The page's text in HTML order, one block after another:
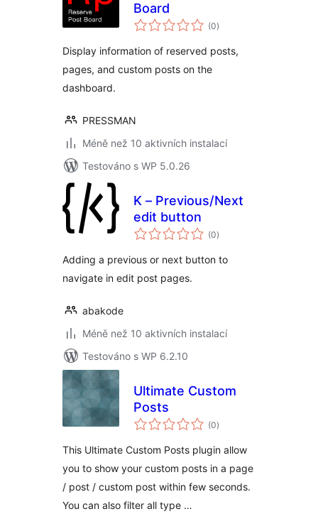
Board
(0celkové
hodnocení
)
Display information of reserved posts,
pages, and custom posts on the
dashboard.
PRESSMAN
Méně než 10 aktivních instalací
Testováno s WP 5.0.26
K – Previous/Next
edit button
(0celkové
hodnocení
)
Adding a previous or next button to
navigate in edit post pages.
abakode
Méně než 10 aktivních instalací
Testováno s WP 6.2.10
Ultimate Custom
Posts
(0celkové
hodnocení
)
This Ultimate Custom Posts plugin allow
you to show your custom posts in a page
/ post / custom post within few seconds.
You can also filter all type …